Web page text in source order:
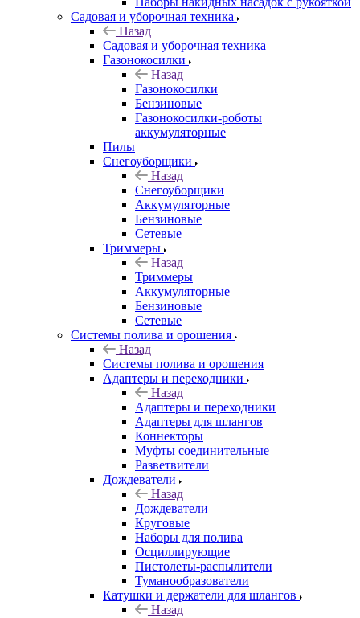
Садовая и уборочная техника
Назад
Садовая и уборочная техника
Газонокосилки
Назад
Газонокосилки
Бензиновые
Газонокосилки-роботы
аккумуляторные
Пилы
Снегоуборщики
Назад
Снегоуборщики
Аккумуляторные
Бензиновые
Сетевые
Триммеры
Назад
Триммеры
Аккумуляторные
Бензиновые
Сетевые
Системы полива и орошения
Назад
Системы полива и орошения
Адаптеры и переходники
Назад
Адаптеры и переходники
Адаптеры для шлангов
Коннекторы
Муфты соединительные
Разветвители
Дождеватели
Назад
Дождеватели
Круговые
Наборы для полива
Осциллирующие
Пистолеты-распылители
Туманообразователи
Катушки и держатели для шлангов
Назад